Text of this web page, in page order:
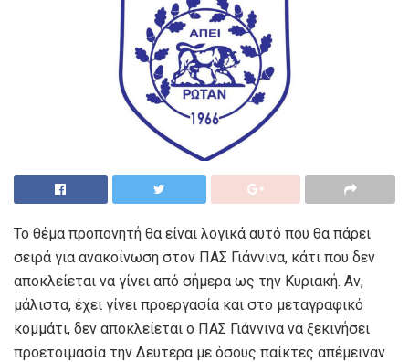
Το θέμα προπονητή θα είναι λογικά αυτό που θα πάρει
σειρά για ανακοίνωση στον ΠΑΣ Γιάννινα, κάτι που δεν
αποκλείεται να γίνει από σήμερα ως την Κυριακή. Αν,
μάλιστα, έχει γίνει προεργασία και στο μεταγραφικό
κομμάτι, δεν αποκλείεται ο ΠΑΣ Γιάννινα να ξεκινήσει
προετοιμασία την Δευτέρα με όσους παίκτες απέμειναν